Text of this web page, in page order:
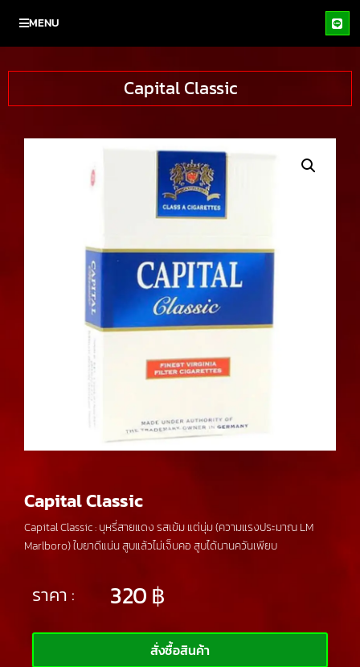
MENU
Capital Classic
Capital Classic
Capital Classic : บุหรี่สายแดง รสเข้ม แต่นุ่ม (ความแรงประมาณ LM
Marlboro) ใบยาดีแน่น สูบแล้วไม่เจ็บคอ สูบได้นานควันเพียบ
ราคา : 320฿
สั่งซื้อสินค้า